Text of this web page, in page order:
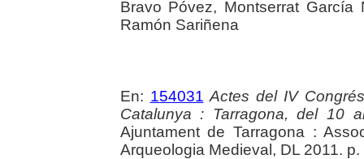
Bravo Póvez, Montserrat
Ramón Sariñena
En: 154031 Actes del IV
Catalunya : Tarragona, del 10
Ajuntament de Tarragona :
Arqueologia Medieval, DL 2011.